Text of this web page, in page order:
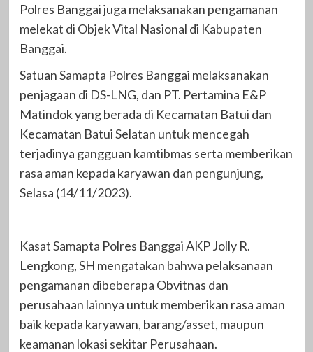
Polres Banggai juga melaksanakan pengamanan
melekat di Objek Vital Nasional di Kabupaten
Banggai.
Satuan Samapta Polres Banggai melaksanakan
penjagaan di DS-LNG, dan PT. Pertamina E&P
Matindok yang berada di Kecamatan Batui dan
Kecamatan Batui Selatan untuk mencegah
terjadinya gangguan kamtibmas serta memberikan
rasa aman kepada karyawan dan pengunjung,
Selasa (14/11/2023).
Kasat Samapta Polres Banggai AKP Jolly R.
Lengkong, SH mengatakan bahwa pelaksanaan
pengamanan dibeberapa Obvitnas dan
perusahaan lainnya untuk memberikan rasa aman
baik kepada karyawan, barang/asset, maupun
keamanan lokasi sekitar Perusahaan.